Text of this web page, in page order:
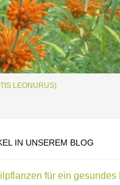
LEONURUS)
IN UNSEREM BLOG
für ein gesundes